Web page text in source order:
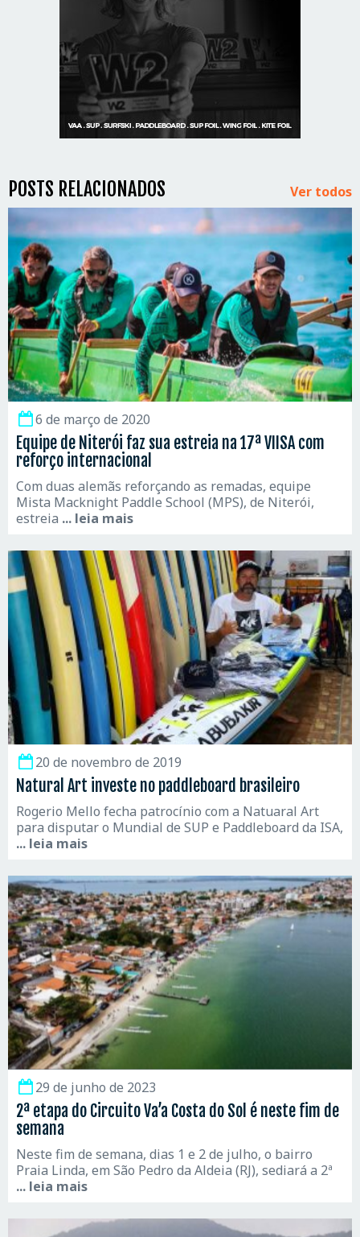
POSTS RELACIONADOS Ver todos
6 de março de 2020
Equipe de Niterói faz sua estreia na 17ª VIISA com
reforço internacional
Com duas alemãs reforçando as remadas, equipe
Mista Macknight Paddle School (MPS), de Niterói,
estreia ... leia mais
20 de novembro de 2019
Natural Art investe no paddleboard brasileiro
Rogerio Mello fecha patrocínio com a Natuaral Art
para disputar o Mundial de SUP e Paddleboard da ISA,
... leia mais
29 de junho de 2023
2ª etapa do Circuito Va’a Costa do Sol é neste fim de
semana
Neste fim de semana, dias 1 e 2 de julho, o bairro
Praia Linda, em São Pedro da Aldeia (RJ), sediará a 2ª
... leia mais